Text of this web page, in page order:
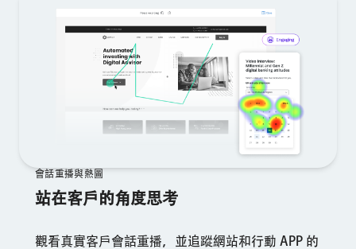
會話重播與熱圖
站在客戶的角度思考
觀看真實客戶會話重播，並追蹤網站和行動 APP 的